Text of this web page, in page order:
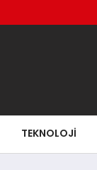
TEKNOLOJI